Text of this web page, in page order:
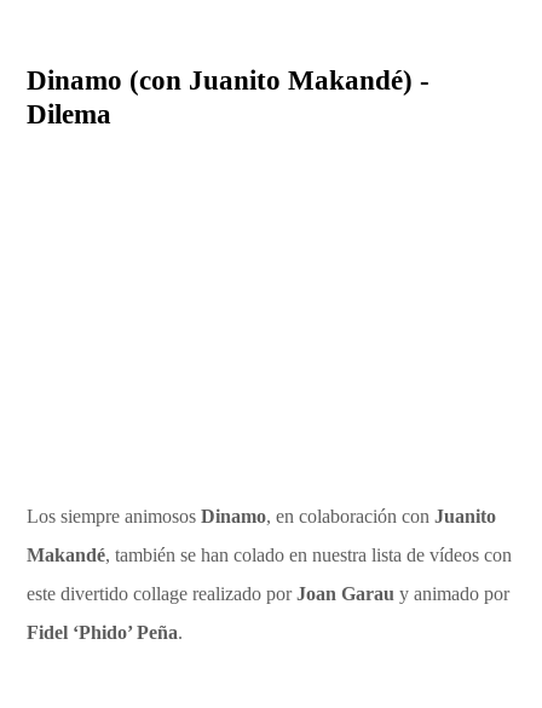
Dinamo (con Juanito Makandé) -
Dilema
Los siempre animososDinamo, en colaboración conJuanito
Makandé, también se han colado en nuestra lista de vídeos con
este divertido collage realizado porJoan Garau y animado por
Fidel ‘Phido’ Peña.